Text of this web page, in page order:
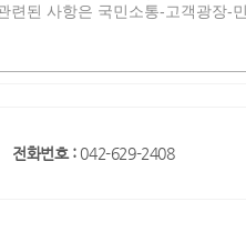
전화번호 : 042-629-2408